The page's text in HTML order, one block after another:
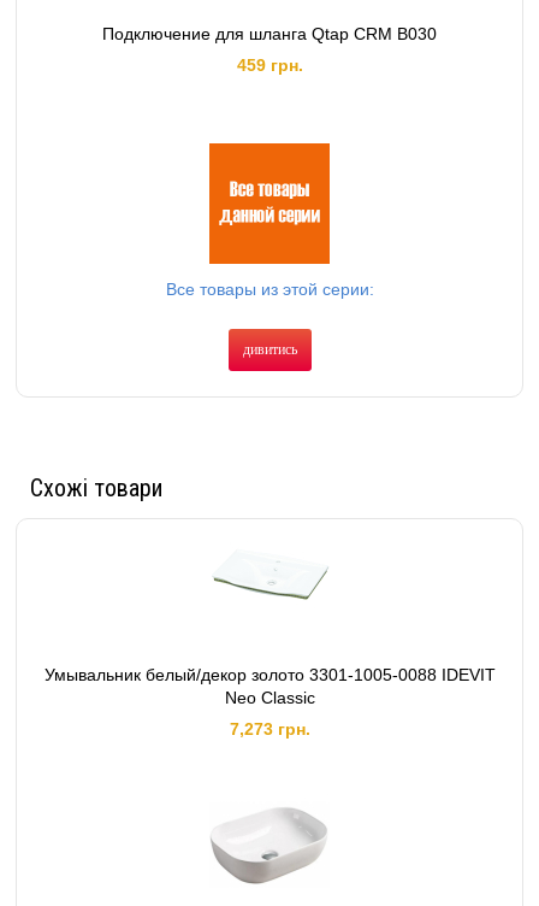
Подключение для шланга Qtap CRM B030
459 грн.
Все товары из этой серии:
дивитись
Схожі товари
Умывальник белый/декор золото 3301-1005-0088 IDEVIT
Neo Classic
7,273 грн.